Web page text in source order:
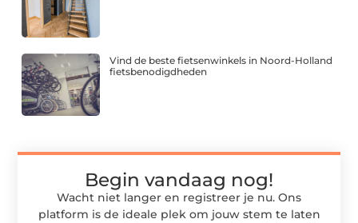
Vind de beste fietsenwinkels in Noord-Holland
fietsbenodigdheden
Begin vandaag nog!
Wacht niet langer en registreer je nu. Ons
platform is de ideale plek om jouw stem te laten